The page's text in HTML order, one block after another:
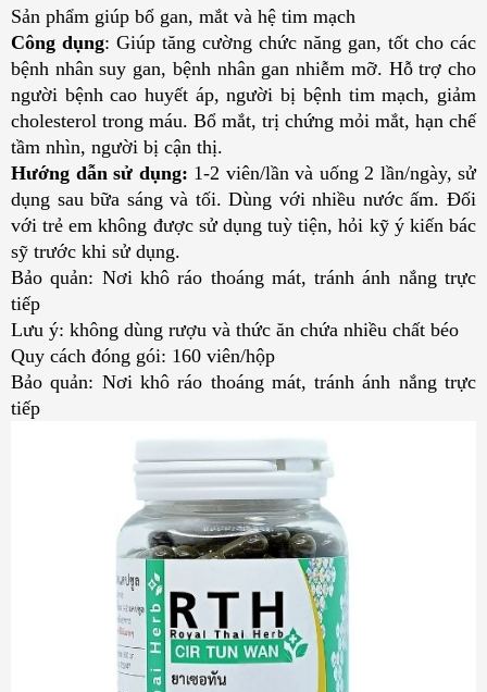
Sản phẩm giúp bổ gan, mắt và hệ tim mạch
Công dụng: Giúp tăng cường chức năng gan, tốt cho các
bệnh nhân suy gan, bệnh nhân gan nhiễm mỡ. Hỗ trợ cho
người bệnh cao huyết áp, người bị bệnh tim mạch, giảm
cholesterol trong máu. Bổ mắt, trị chứng mỏi mắt, hạn chế
tầm nhìn, người bị cận thị.
Hướng dẫn sử dụng: 1-2 viên/lần và uống 2 lần/ngày, sử
dụng sau bữa sáng và tối. Dùng với nhiều nước ấm. Đối
với trẻ em không được sử dụng tuỳ tiện, hỏi kỹ ý kiến bác
sỹ trước khi sử dụng.
Bảo quản: Nơi khô ráo thoáng mát, tránh ánh nắng trực
tiếp
Lưu ý: không dùng rượu và thức ăn chứa nhiều chất béo
Quy cách đóng gói: 160 viên/hộp
Bảo quản: Nơi khô ráo thoáng mát, tránh ánh nắng trực
tiếp